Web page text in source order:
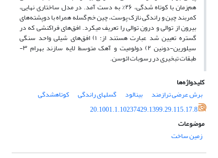
هم‌زمان با کوتاه شدگی، ۲۶% به دست آمد. در مدل ساختاری نهایی،
کمربند چین و راندگی نازک پوست، چین خم گسله همراه با دوپشته‌های
بیرون از توالی و درون توالی را تعریف می‏کرد. افق‌های فراکنشی که در
گستره تعیین شد عبارت هستند از: ۱) افق‌های شیلی واحد سنگی
سیلورین-دونین ۲) دولومیت و آهک متوسط لایه سازند بهرام ۳-
طبقات تبخیری در رسوبات ائوسن.
کلیدواژه‌ها
برش عرضی ترازمند
بینالود گسل‏های راندگی
کوتاه‏شدگی
20.1001.1.10237429.1399.29.115.17.8
موضوعات
زمین ساخت